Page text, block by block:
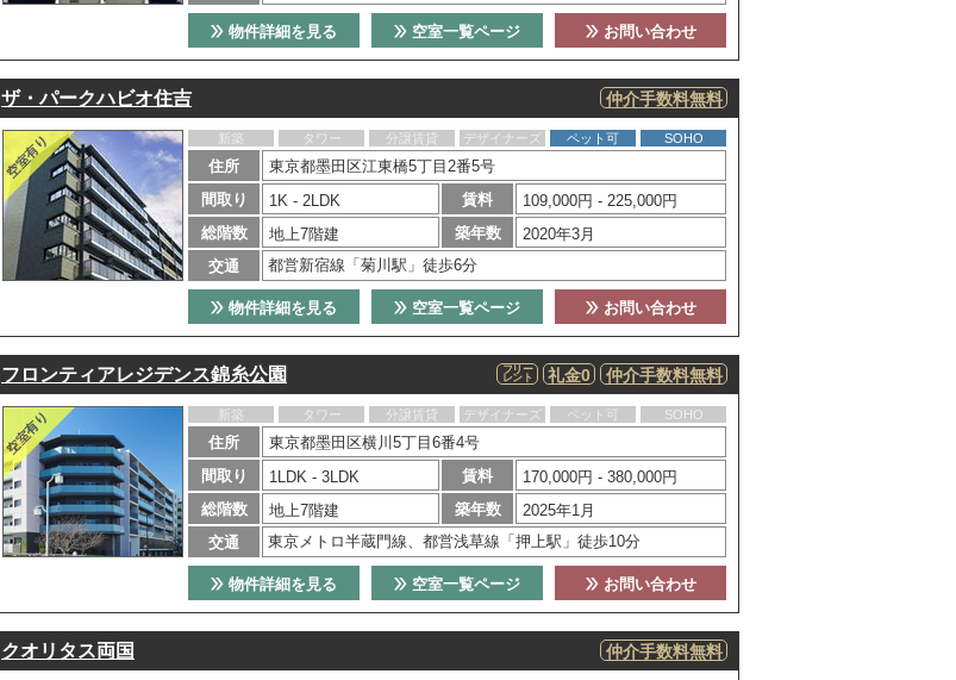
お問い合わせ
空室一覧ページ
物件詳細を見る
ザ・パークハビオ住吉 仲介手数料無料
新築 タワー 分譲賃貸 デザイナーズ ペット可 SOHO
住所
東京都墨田区江東橋5丁目2番5号
間取り
1K - 2LDK 賃料
109,000円 - 225,000円
総階数
地上7階建 築年数
2020年3月
交通
都営新宿線「菊川駅」徒歩6分
お問い合わせ
空室一覧ページ
物件詳細を見る
フロンティアレジデンス錦糸公園 仲介手数料無料
礼金0
フリー
レント
新築 タワー 分譲賃貸 デザイナーズ ペット可 SOHO
住所
東京都墨田区横川5丁目6番4号
間取り
1LDK - 3LDK 賃料
170,000円 - 380,000円
総階数
地上7階建 築年数
2025年1月
交通
東京メトロ半蔵門線、都営浅草線「押上駅」徒歩10分
お問い合わせ
空室一覧ページ
物件詳細を見る
クオリタス両国 仲介手数料無料